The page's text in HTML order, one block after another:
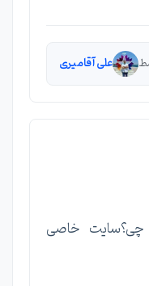
علی آقامیری
چی؟سایت خاصی